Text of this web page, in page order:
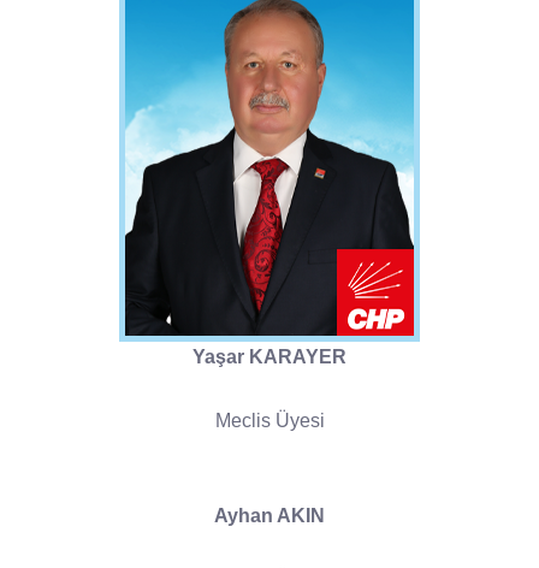
Yaşar KARAYER
Meclis Üyesi
Ayhan AKIN